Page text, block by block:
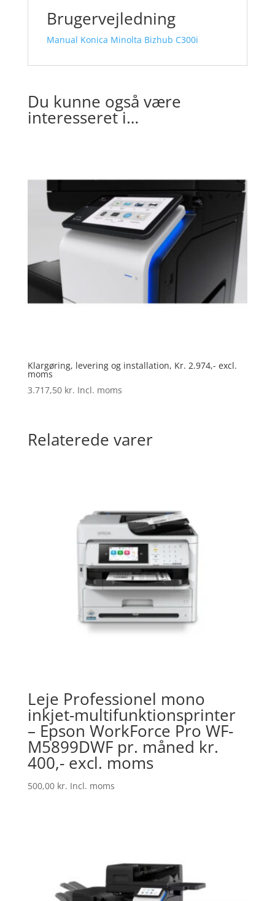
Brugervejledning
Manual Konica Minolta Bizhub C300i
Du kunne også være
interesseret i…
Klargøring, levering og installation, Kr. 2.974,- excl.
moms
3.717,50 kr. Incl. moms
Relaterede varer
Leje Professionel mono
inkjet-multifunktionsprinter
– Epson WorkForce Pro WF-
M5899DWF pr. måned kr.
400,- excl. moms
500,00 kr. Incl. moms